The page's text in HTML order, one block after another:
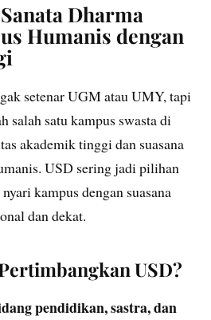
Dharma
Humanis dengan
setenar UGM atau UMY, tapi
salah satu kampus swasta di
akademik tinggi dan suasana
USD sering jadi pilihan
kampus dengan suasana
dan dekat.
USD?
pendidikan, sastra, dan